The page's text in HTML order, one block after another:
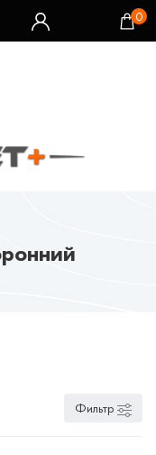
0
Фильтр